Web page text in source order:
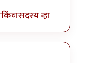
किंवासदस्य व्हा